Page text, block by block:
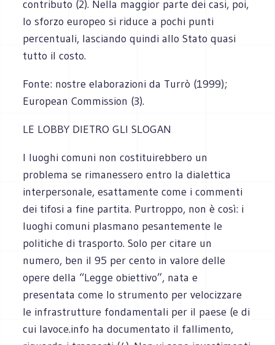
contributo (2). Nella maggior parte dei casi, poi,
lo sforzo europeo si riduce a pochi punti
percentuali, lasciando quindi allo Stato quasi
tutto il costo.
Fonte: nostre elaborazioni da Turrò (1999);
European Commission (3).
LE LOBBY DIETRO GLI SLOGAN
I luoghi comuni non costituirebbero un
problema se rimanessero entro la dialettica
interpersonale, esattamente come i commenti
dei tifosi a fine partita. Purtroppo, non è così: i
luoghi comuni plasmano pesantemente le
politiche di trasporto. Solo per citare un
numero, ben il 95 per cento in valore delle
opere della “Legge obiettivo”, nata e
presentata come lo strumento per velocizzare
le infrastrutture fondamentali per il paese (e di
cui lavoce.info ha documentato il fallimento,